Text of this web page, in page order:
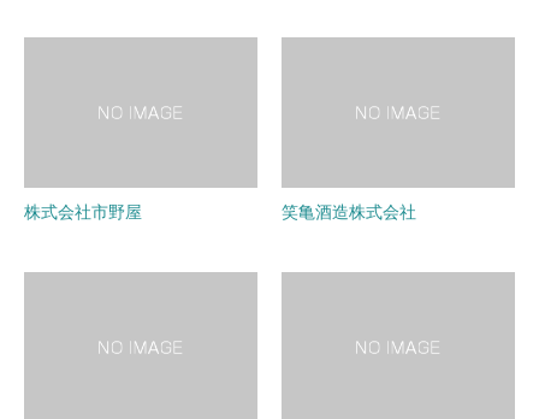
株式会社市野屋 笑亀酒造株式会社